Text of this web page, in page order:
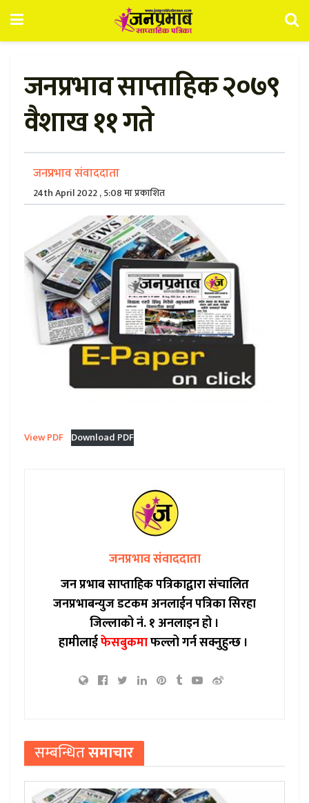
जनप्रभाव साप्ताहिक २०७९
वैशाख ११ गते
जनप्रभाव संवाददाता
24th April 2022 , 5:08 मा प्रकाशित
View PDF Download PDF
जनप्रभाव संवाददाता
जन प्रभाब साप्ताहिक पत्रिकाद्वारा संचालित
जनप्रभाबन्युज डटकम अनलाईन पत्रिका सिरहा
जिल्लाको नं. १ अनलाइन हो ।
हामीलाईफेसबुकमाफल्लो गर्न सक्नुहुन्छ ।
सम्बन्धितसमाचार